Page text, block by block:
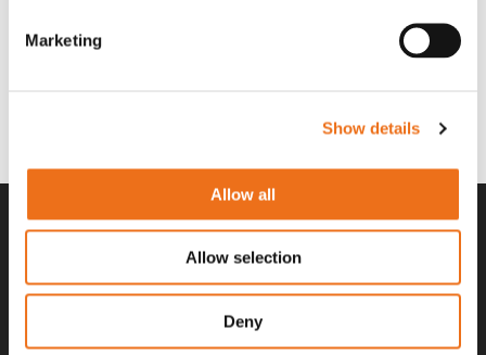
Marketing
Show details
Allow all
Allow selection
Deny
Lägg till i varukorg
Excidor Spakstyrning inkl 4-
Rotor teeth 8t/6k 7.5Gr/8 R6/14
(ex. moms)